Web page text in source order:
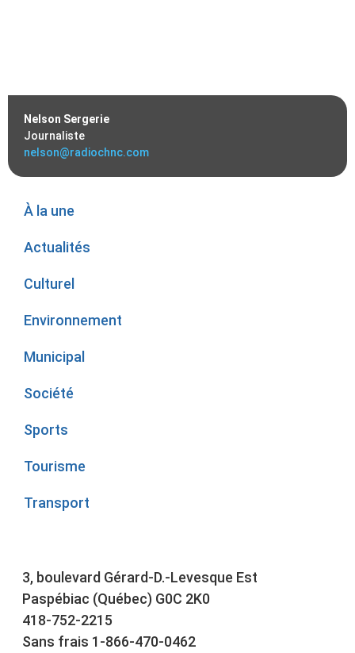
Nelson Sergerie
Journaliste
nelson@radiochnc.com
À la une
Actualités
Culturel
Environnement
Municipal
Société
Sports
Tourisme
Transport
3, boulevard Gérard-D.-Levesque Est
Paspébiac (Québec) G0C 2K0
418-752-2215
Sans frais 1-866-470-0462